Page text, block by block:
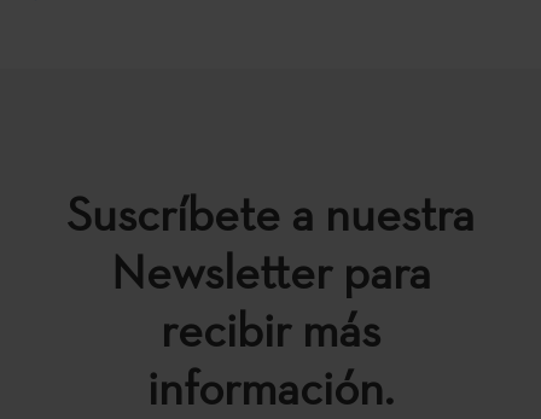
Suscríbete a nuestra
Newsletter para
recibir más
información.